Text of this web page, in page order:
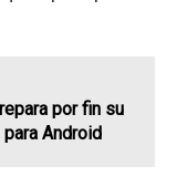
por fin su
Android